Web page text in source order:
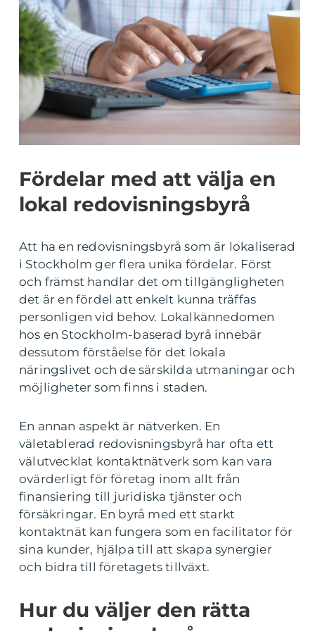
Fördelar med att välja en
lokal redovisningsbyrå
Att ha en redovisningsbyrå som är lokaliserad
i Stockholm ger flera unika fördelar. Först
och främst handlar det om tillgängligheten
det är en fördel att enkelt kunna träffas
personligen vid behov. Lokalkännedomen
hos en Stockholm-baserad byrå innebär
dessutom förståelse för det lokala
näringslivet och de särskilda utmaningar och
möjligheter som finns i staden.
En annan aspekt är nätverken. En
väletablerad redovisningsbyrå har ofta ett
välutvecklat kontaktnätverk som kan vara
ovärderligt för företag inom allt från
finansiering till juridiska tjänster och
försäkringar. En byrå med ett starkt
kontaktnät kan fungera som en facilitator för
sina kunder, hjälpa till att skapa synergier
och bidra till företagets tillväxt.
Hur du väljer den rätta